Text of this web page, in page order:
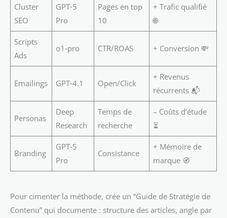
Cluster
SEO
GPT‑5
Pro
Pages en top
10
+ Trafic qualifié
🌐
Scripts
Ads
o1‑pro CTR/ROAS + Conversion 💸
Emailings GPT‑4.1 Open/Click
+ Revenus
récurrents 📬
Personas
Deep
Research
Temps de
recherche
– Coûts d’étude
⏳
Branding
GPT‑5
Pro
Consistance
+ Mémoire de
marque 🧭
Pour cimenter la méthode, crée un “Guide de Stratégie de
Contenu” qui documente : structure des articles, angle par